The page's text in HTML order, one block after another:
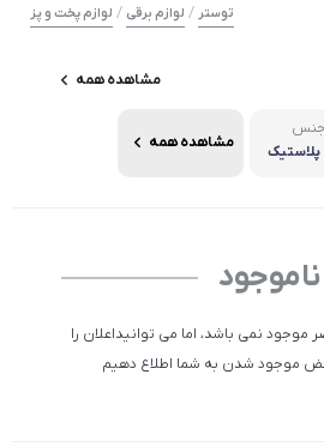
توستر / لوازم برقی / لوازم پخت و پز
مشاهده همه
جنس
پلاستیک
مشاهده همه
ناموجود
نمی باشد، اما می توانیداعلان را
موجود شدن به شما اطلاع دهیم